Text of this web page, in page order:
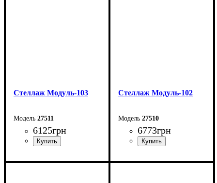
Стеллаж Модуль-103
27511
6125грн
Ширина: 90 см
Стеллаж Модуль-102
27510
6773грн
Ширина: 60 см